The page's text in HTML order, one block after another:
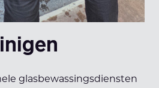
glasbewassingsdiensten